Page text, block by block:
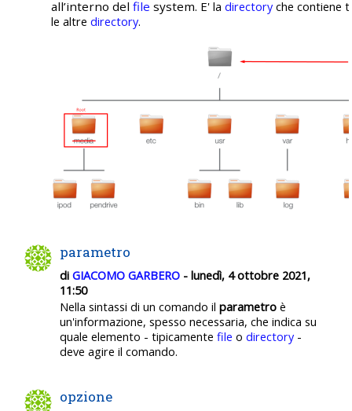
all’interno delfile system. E'ladirectory che contiene
le altredirectory.
parametro
di GIACOMO GARBERO - lunedì, 4 ottobre 2021,
11:50
Nella sintassi di un comando il parametro è
un'informazione, spesso necessaria, che indica su
quale elemento - tipicamente file o directory -
deve agire il comando.
opzione